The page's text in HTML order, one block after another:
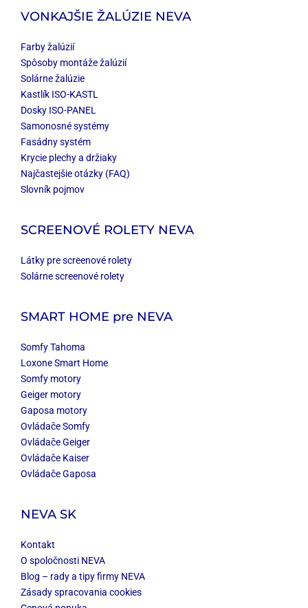
VONKAJŠIE ŽALÚZIE NEVA
Farby žalúzií
Spôsoby montáže žalúzií
Solárne žalúzie
Kastlík ISO-KASTL
Dosky ISO-PANEL
Samonosné systémy
Fasádny systém
Krycie plechy a držiaky
Najčastejšie otázky (FAQ)
Slovník pojmov
SCREENOVÉ ROLETY NEVA
Látky pre screenové rolety
Solárne screenové rolety
SMART HOME pre NEVA
Somfy Tahoma
Loxone Smart Home
Somfy motory
Geiger motory
Gaposa motory
Ovládače Somfy
Ovládače Geiger
Ovládače Kaiser
Ovládače Gaposa
NEVA SK
Kontakt
O spoločnosti NEVA
Blog – rady a tipy firmy NEVA
Zásady spracovania cookies